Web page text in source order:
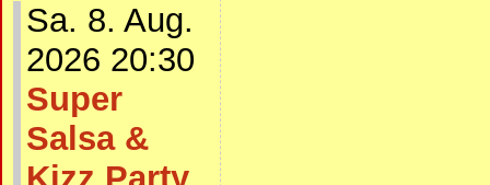
Sa. 8. Aug.
2026 20:30
Super
Salsa &